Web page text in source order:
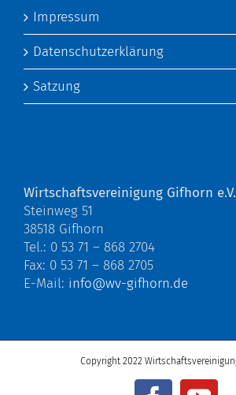
Impressum
Datenschutzerklärung
Satzung
Wirtschaftsvereinigung Gifhorn e.V.
Steinweg 51
38518 Gifhorn
Tel.: 0 53 71 – 868 2704
Fax: 0 53 71 – 868 2705
E-Mail: info@wv-gifhorn.de
Copyright 2022